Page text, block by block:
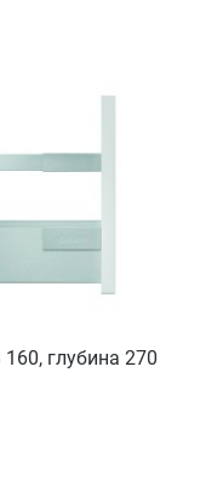
глубина 270